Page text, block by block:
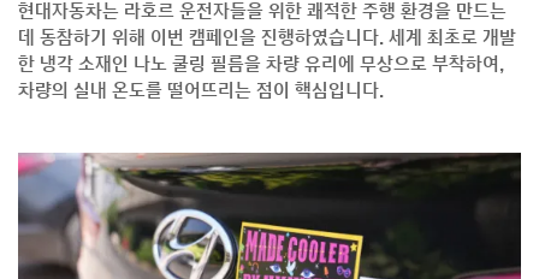
현대자동차는 라호르 운전자들을 위한 쾌적한 주행 환경을 만드는
데 동참하기 위해 이번 캠페인을 진행하였습니다. 세계 최초로 개발
한 냉각 소재인 나노 쿨링 필름을 차량 유리에 무상으로 부착하여,
차량의 실내 온도를 떨어뜨리는 점이 핵심입니다.